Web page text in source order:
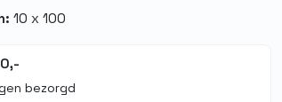
10 x 100
bezorgd